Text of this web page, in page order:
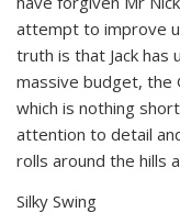
attempt to improve
truth is that Jack has
massive budget, the
which is nothing
attention to detail
rolls around the hills
Silky Swing